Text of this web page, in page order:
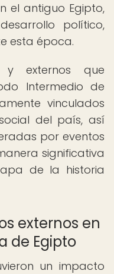
el antiguo Egipto,
político,
esta época.
y externos que
Intermedio de
vinculados
del país, así
por eventos
significativa
de la historia
externos en
de Egipto
un impacto